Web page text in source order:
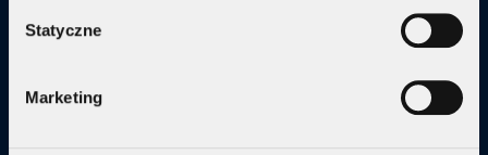
Statyczne
Marketing
Internet + plan komórkowy
Małe firmy